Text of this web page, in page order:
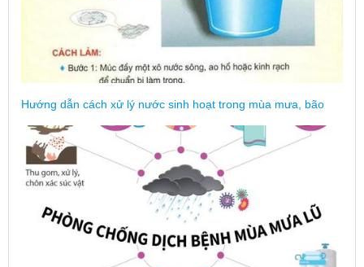
Hướng dẫn cách xử lý nước sinh hoạt trong mùa mưa, bão